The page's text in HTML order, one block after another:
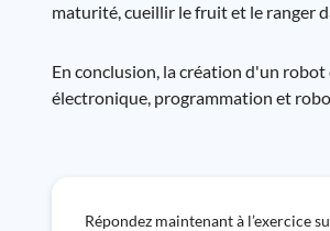
maturité, cueillir le fruit et le ranger
En conclusion, la création d'un
électronique, programmation et
Répondez maintenant à l’exercice